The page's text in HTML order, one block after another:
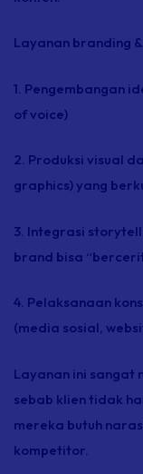
Layanan branding
1. Pengembangan
of voice)
2. Produksi visual
graphics) yang
3. Integrasi
brand bisa
4. Pelaksanaan
(media sosial,
Layanan ini sangat
sebab klien tidak
mereka butuh
kompetitor.